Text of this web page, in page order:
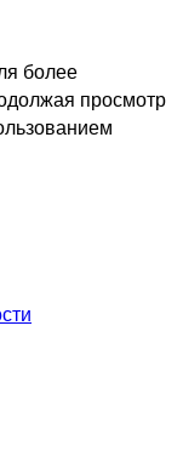
более
просмотр